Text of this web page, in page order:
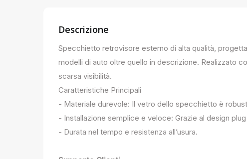
Descrizione
Specchietto retrovisore esterno di alta qualità,
modelli di auto oltre quello in descrizione. Realizzato
scarsa visibilità.
Caratteristiche Principali
- Materiale durevole: Il vetro dello specchietto è
- Installazione semplice e veloce: Grazie al design
- Durata nel tempo e resistenza all’usura.